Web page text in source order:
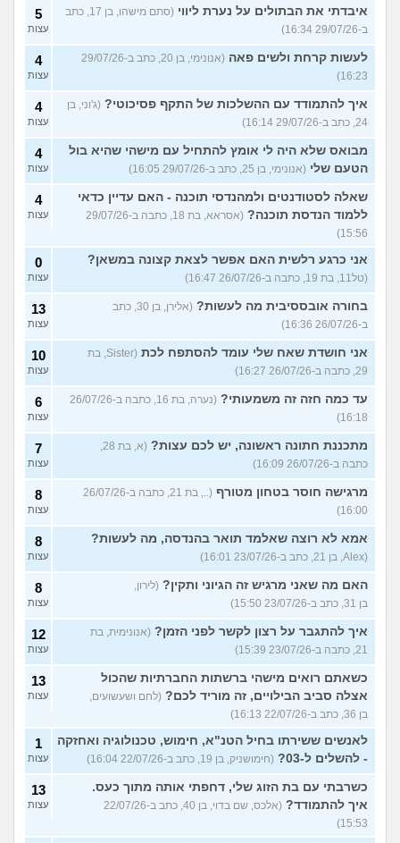
איבדתי את הבתולים על נערת ליווי
(סתם מישהו, בן 17, כתב
ב-29/07/26 16:34)
5
עצות
לעשות קרחת ולשים פאה
(אנונימי, בן 20, כתב ב-29/07/26
16:23)
4
עצות
איך להתמודד עם ההשלכות של התקף פסיכוטי? (ג'וני, בן
24, כתב ב-29/07/26 16:14)
4
עצות
מבואס שלא היה לי אומץ להתחיל עם מישהי שהיא בול
הטעם שלי (אנונימי, בן 25, כתב ב-29/07/26 16:05)
4
עצות
שאלה לסטודנטים ולמהנדסי תוכנה - האם עדיין כדאי
ללמוד הנדסת תוכנה?
(אסראא, בת 18, כתבה ב-29/07/26
15:56)
4
עצות
אני כרגע רלשית האם אפשר לצאת קצונה במשאן?
(טל11, בת 19, כתבה ב-26/07/26 16:47)
0
עצות
בחורה אובססיבית מה לעשות?
(אלירן, בן 30, כתב
ב-26/07/26 16:36)
13
עצות
אני חושדת שאח שלי עומד להסתפח לכת
(Sister, בת
29, כתבה ב-26/07/26 16:27)
10
עצות
עד כמה חזה זה משמעותי?
(נערה, בת 16, כתבה ב-26/07/26
16:18)
6
עצות
מתכננת חתונה ראשונה, יש לכם עצות?
כתבה ב-26/07/26 16:09)
7
עצות
מרגישה חוסר בטחון מטורף
(.., בת 21, כתבה ב-26/07/26
16:00)
8
עצות
אמא לא רוצה שאלמד תואר בהנדסה, מה לעשות?
(Alex, בן 21, כתב ב-23/07/26 16:01)
8
עצות
האם מה שאני מרגיש זה הגיוני ותקין? (לירון,
בן 31, כתב ב-23/07/26 15:50)
8
עצות
איך להתגבר על רצון לקשר לפני הזמן? (אנונימית, בת
21, כתבה ב-23/07/26 15:39)
12
עצות
כשאתם רואים מישהי ברשתות החברתיות שהכול
אצלה סביב הבילויים, זה מוריד לכם? (לחם ושעשועים,
בן 36, כתב ב-22/07/26 16:13)
13
עצות
לאנשים ששירתו בחיל הטנ"א, חימוש, טכנולוגיה ואחזקה
- להשלים ל-03?
(חימושניק, בן 19, כתב ב-22/07/26 16:04)
1
עצות
כשרבתי עם בת הזוג שלי, דחפתי אותה מתוך כעס.
איך להתמודד?
(אלכס, שם בדוי, בן 40, כתב ב-22/07/26
15:53)
13
עצות